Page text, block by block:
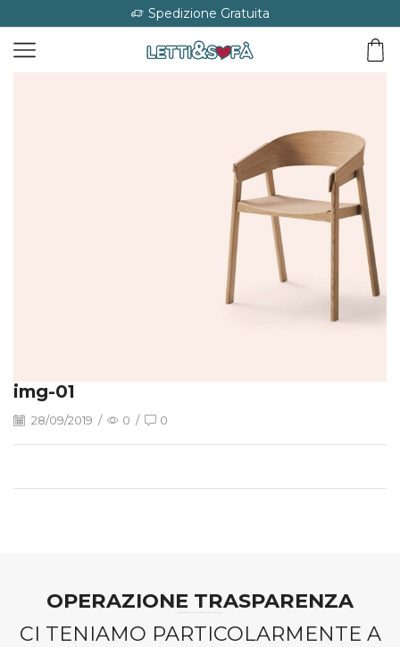
Spedizione Gratuita
img-01
28/09/2019 / 0 / 0
OPERAZIONE TRASPARENZA
CI TENIAMO PARTICOLARMENTE A